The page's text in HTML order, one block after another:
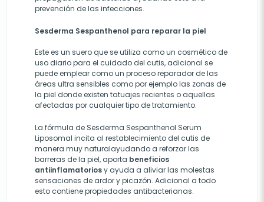
prevención de las infecciones.
Sesderma Sespanthenol para reparar la piel
Este es un suero que se utiliza como un cosmético de
uso diario para el cuidado del cutis, adicional se
puede emplear como un proceso reparador de las
áreas ultra sensibles como por ejemplo las zonas de
la piel donde existen tatuajes recientes o aquellas
afectadas por cualquier tipo de tratamiento.
La fórmula de Sesderma Sespanthenol Serum
Liposomal incita al restablecimiento del cutis de
manera muy naturalayudando a reforzar las
barreras de la piel, aporta beneficios
antiinflamatoriosy ayuda a aliviar las molestas
sensaciones de ardor y picazón. Adicional a todo
esto contiene propiedades antibacterianas.